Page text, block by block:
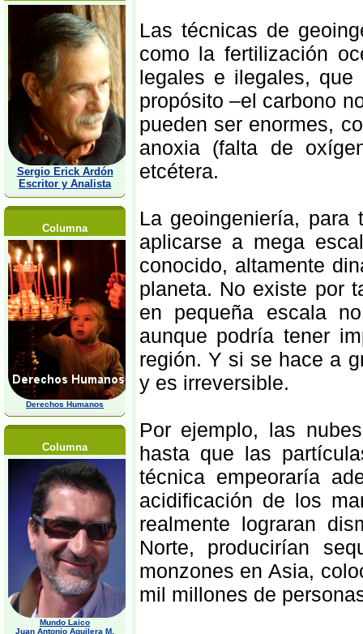
Sergio Erick Ardón
Escritor y Analista
Columna
Derechos Humanos
Columna
Mundo Laico
Juan Antonio Aguilera M,
Las técnicas de
como la fertilización
legales e ilegales,
propósito –el carbono
pueden ser enormes,
anoxia (falta de
etcétera.
La geoingeniería,
aplicarse a mega
conocido, altamente
planeta. No existe por
en pequeña escala
aunque podría tener
región. Y si se hace a
y es irreversible.
Por ejemplo, las
hasta que las
técnica empeoraría
acidificación de los
realmente lograran
Norte, producirían
monzones en Asia,
mil millones de